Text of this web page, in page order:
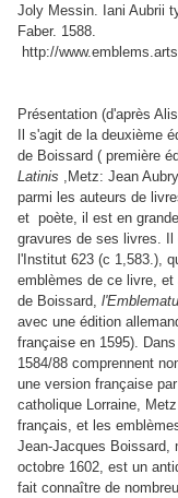
Joly Messin. Iani Aubrii
Faber. 1588.
http://
Présentation (d'après
Il s'agit de la deuxième
de Boissard ( première
Latinis ,Metz: Jean
parmi les auteurs de
et poète, il est en
gravures de ses livres.
l'Institut 623 (c 1,583.),
emblèmes de ce livre,
de Boissard,
avec une édition
française en 1595).
1584/88 comprennent
une version française
catholique Lorraine,
français, et les
Jean-Jacques Boissard,
octobre 1602, est un
fait connaître de